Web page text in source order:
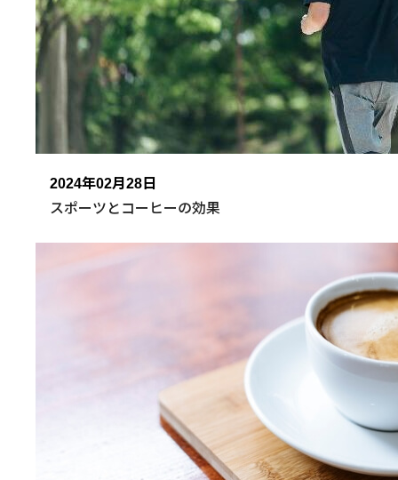
2024年02月28日
スポーツとコーヒーの効果